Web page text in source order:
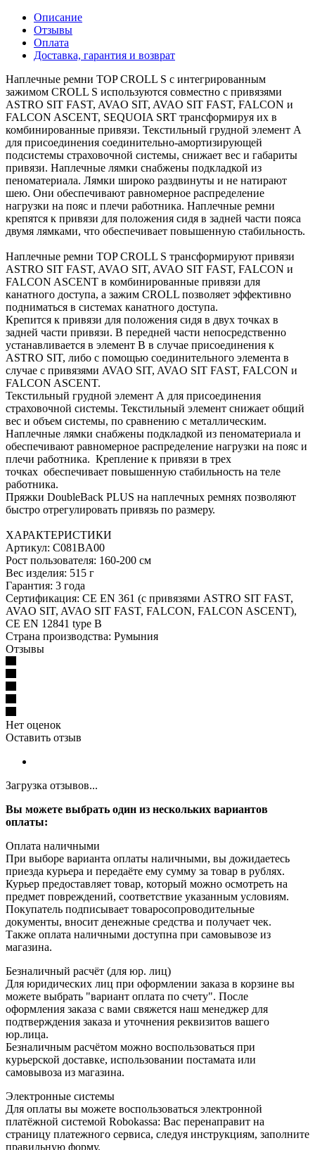
Описание
Отзывы
Оплата
Доставка, гарантия и возврат
Наплечные ремни TOP CROLL S с интегрированным
зажимом CROLL S используются совместно с привязями
ASTRO SIT FAST, AVAO SIT, AVAO SIT FAST, FALCON и
FALCON ASCENT, SEQUOIA SRT трансформируя их в
комбинированные привязи. Текстильный грудной элемент А
для присоединения соединительно-амортизирующей
подсистемы страховочной системы, снижает вес и габариты
привязи. Наплечные лямки снабжены подкладкой из
пеноматериала. Лямки широко раздвинуты и не натирают
шею. Они обеспечивают равномерное распределение
нагрузки на пояс и плечи работника. Наплечные ремни
крепятся к привязи для положения сидя в задней части пояса
двумя лямками, что обеспечивает повышенную стабильность.
Наплечные ремни TOP CROLL S трансформируют привязи
ASTRO SIT FAST, AVAO SIT, AVAO SIT FAST, FALCON и
FALCON ASCENT в комбинированные привязи для
канатного доступа, а зажим CROLL позволяет эффективно
подниматься в системах канатного доступа.
Крепится к привязи для положения сидя в двух точках в
задней части привязи. В передней части непосредственно
устанавливается в элемент B в случае присоединения к
ASTRO SIT, либо с помощью соединительного элемента в
случае с привязями AVAO SIT, AVAO SIT FAST, FALCON и
FALCON ASCENT.
Текстильный грудной элемент А для присоединения
страховочной системы. Текстильный элемент снижает общий
вес и объем системы, по сравнению с металлическим.
Наплечные лямки снабжены подкладкой из пеноматериала и
обеспечивают равномерное распределение нагрузки на пояс и
плечи работника. Крепление к привязи в трех
точках обеспечивает повышенную стабильность на теле
работника.
Пряжки DoubleBack PLUS на наплечных ремнях позволяют
быстро отрегулировать привязь по размеру.
ХАРАКТЕРИСТИКИ
Артикул: C081BA00
Рост пользователя: 160-200 см
Вес изделия: 515 г
Гарантия: 3 года
Сертификация: CE EN 361 (с привязями ASTRO SIT FAST,
AVAO SIT, AVAO SIT FAST, FALCON, FALCON ASCENT),
CE EN 12841 type B
Страна производства: Румыния
Отзывы
Нет оценок
Оставить отзыв
Загрузка отзывов...
Вы можете выбрать один из нескольких вариантов
оплаты:
Оплата наличными
При выборе варианта оплаты наличными, вы дожидаетесь
приезда курьера и передаёте ему сумму за товар в рублях.
Курьер предоставляет товар, который можно осмотреть на
предмет повреждений, соответствие указанным условиям.
Покупатель подписывает товаросопроводительные
документы, вносит денежные средства и получает чек.
Также оплата наличными доступна при самовывозе из
магазина.
Безналичный расчёт (для юр. лиц)
Для юридических лиц при оформлении заказа в корзине вы
можете выбрать "вариант оплата по счету". После
оформления заказа с вами свяжется наш менеджер для
подтверждения заказа и уточнения реквизитов вашего
юр.лица.
Безналичным расчётом можно воспользоваться при
курьерской доставке, использовании постамата или
самовывоза из магазина.
Электронные системы
Для оплаты вы можете воспользоваться электронной
платёжной системой Robokassa: Вас перенаправит на
страницу платежного сервиса, следуя инструкциям, заполните
правильную форму.